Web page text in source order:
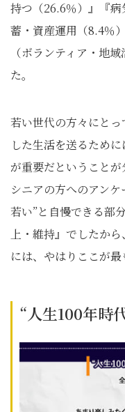
持つ（26.6％）』『
蓄・資産運用（8.4％
（ボランティア・地
た。
若い世代の方々にと
した生活を送るため
が重要だということが
シニアの方へのアン
若い”と自慢できる部
上・維持』でしたか
には、やはりここが最
“人生100年時